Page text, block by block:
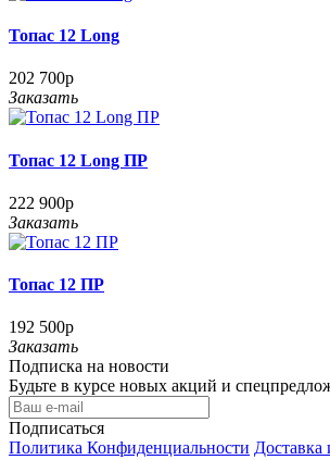
Топас 12 Long
202 700р
Заказать
Топас 12 Long ПР
222 900р
Заказать
Топас 12 ПР
192 500р
Заказать
Подписка на новости
Будьте в курсе новых акций и
Подписаться
Политика Конфиденциальности Доставка